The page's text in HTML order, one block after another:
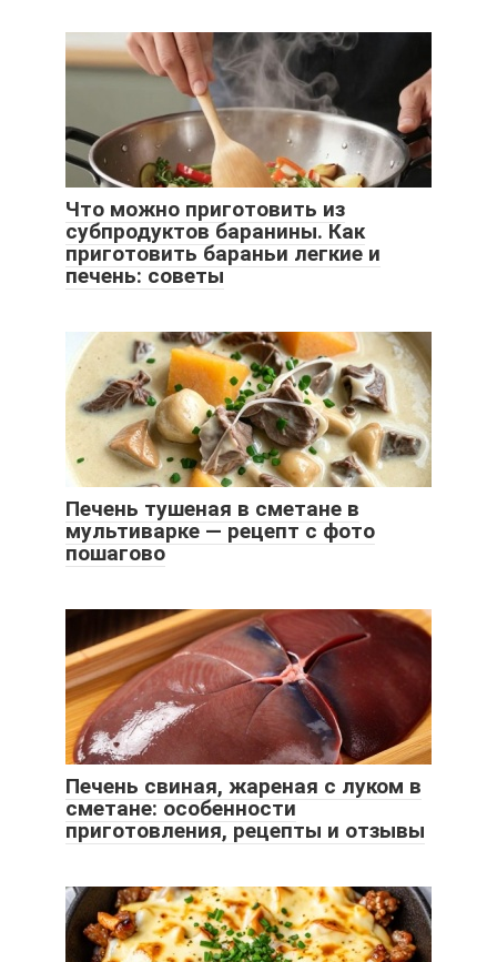
Что можно приготовить из
субпродуктов баранины. Как
приготовить бараньи легкие и
печень: советы
Печень тушеная в сметане в
мультиварке — рецепт с фото
пошагово
Печень свиная, жареная с луком в
сметане: особенности
приготовления, рецепты и отзывы